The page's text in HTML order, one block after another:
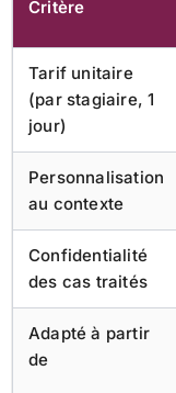
Critère
Tarif unitaire
(par stagiaire, 1
jour)
Personnalisation
au contexte
Confidentialité
des cas traités
Adapté à partir
de